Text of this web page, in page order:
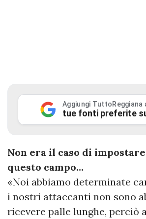
Aggiungi TuttoReggiana
tue fonti preferite
Non era il caso di impostare
questo campo…
«Noi abbiamo determinate
i nostri attaccanti non sono
ricevere palle lunghe, perciò